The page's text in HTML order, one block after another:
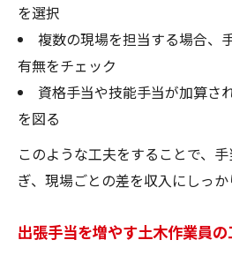
を選択
複数の現場を担当する場合、
有無をチェック
資格手当や技能手当が加算さ
を図る
このような工夫をすることで、
ぎ、現場ごとの差を収入にしっか
出張手当を増やす土木作業員